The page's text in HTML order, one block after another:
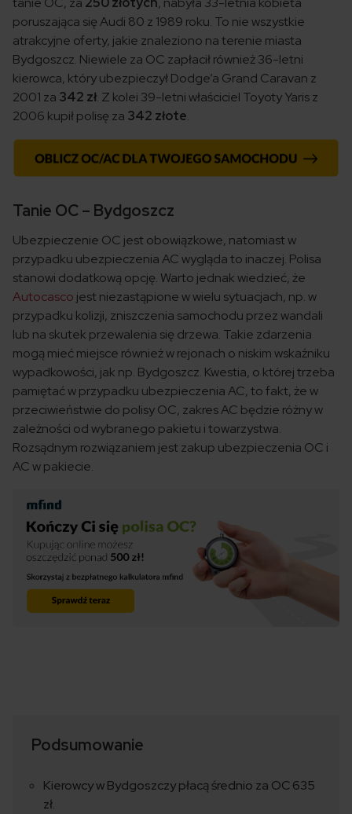
poruszająca się Audi 80 z 1989 roku. To nie wszystkie
atrakcyjne oferty, jakie znaleziono na terenie miasta
Bydgoszcz. Niewiele za OC zapłacił również 36-letni
kierowca, który ubezpieczył Dodge’a Grand Caravan z
2001 za 342 zł. Z kolei 39-letni właściciel Toyoty Yaris z
2006 kupił polisę za 342 złote.
Tanie OC – Bydgoszcz
Ubezpieczenie OC jest obowiązkowe, natomiast w
przypadku ubezpieczenia AC wygląda to inaczej. Polisa
stanowi dodatkową opcję. Warto jednak wiedzieć, że
Autocasco jest niezastąpione w wielu sytuacjach, np. w
przypadku kolizji, zniszczenia samochodu przez wandali
lub na skutek przewalenia się drzewa. Takie zdarzenia
mogą mieć miejsce również w rejonach o niskim wskaźniku
wypadkowości, jak np. Bydgoszcz. Kwestia, o której trzeba
pamiętać w przypadku ubezpieczenia AC, to fakt, że w
przeciwieństwie do polisy OC, zakres AC będzie różny w
zależności od wybranego pakietu i towarzystwa.
Rozsądnym rozwiązaniem jest zakup ubezpieczenia OC i
AC w pakiecie.
Podsumowanie
Kierowcy w Bydgoszczy płacą średnio za OC 635
zł.